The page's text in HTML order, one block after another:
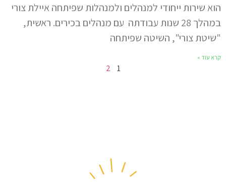
הוא שירות ייחודי למנהלים ולמנהלות שפיתחה איילת צורי
במהלך 28 שנות עבודתה עם מנהלים בכירים. ראשית,
"שיטת צורי", השיטה שפיתחה
קרא עוד »
1
2